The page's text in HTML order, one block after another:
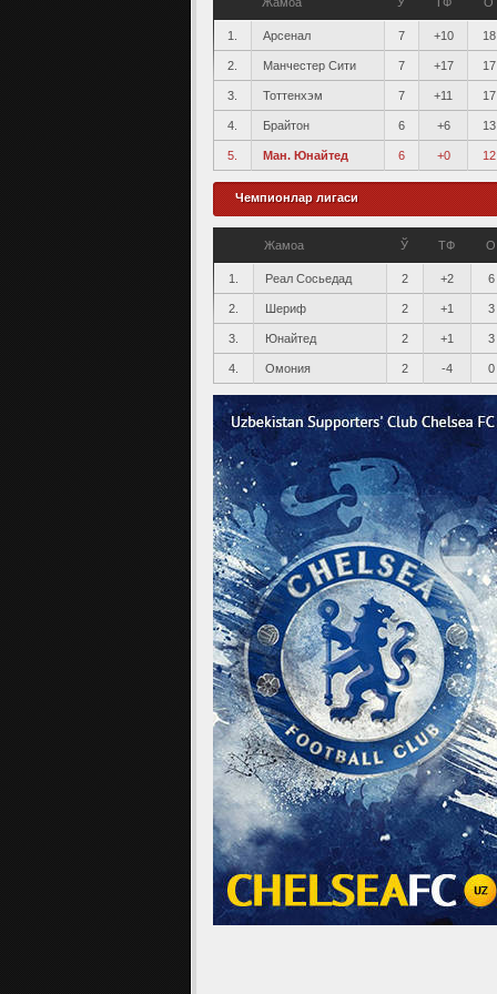
1. Арсенал 7 +10 18
2. Манчестер Сити 7 +17 17
3. Тоттенхэм 7 +11 17
4. Брайтон 6 +6 13
5. Ман. Юнайтед 6 +0 12
Чемпионлар лигаси
Жамоа Ў ТФ О
1. Реал Сосьедад 2 +2 6
2. Шериф 2 +1 3
3. Юнайтед 2 +1 3
4. Омония 2 -4 0